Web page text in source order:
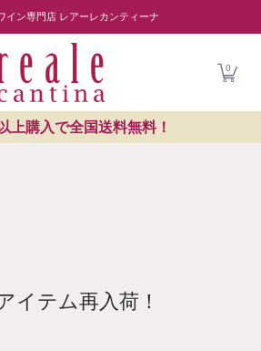
ナリー紹介 読み物 レストラン紹介
イン専門店 レアーレカンティーナ
0
上購入で全国送料無料！
イテム再入荷！